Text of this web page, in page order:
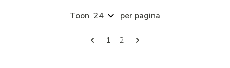
Pagina's
U lees momenteel pagina
1 Pagina
2
Toon per pagina